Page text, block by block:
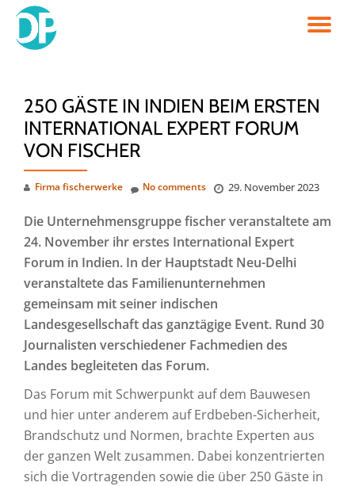
Skip
250 GÄSTE IN INDIEN BEIM ERSTEN
INTERNATIONAL EXPERT FORUM
VON FISCHER
Firma fischerwerke 29. November 2023
No comments
Die Unternehmensgruppe fischer veranstaltete am
24. November ihr erstes International Expert
Forum in Indien. In der Hauptstadt Neu-Delhi
veranstaltete das Familienunternehmen
gemeinsam mit seiner indischen
Landesgesellschaft das ganztägige Event. Rund 30
Journalisten verschiedener Fachmedien des
Landes begleiteten das Forum.
Das Forum mit Schwerpunkt auf dem Bauwesen
und hier unter anderem auf Erdbeben-Sicherheit,
Brandschutz und Normen, brachte Experten aus
der ganzen Welt zusammen. Dabei konzentrierten
sich die Vortragenden sowie die über 250 Gäste in